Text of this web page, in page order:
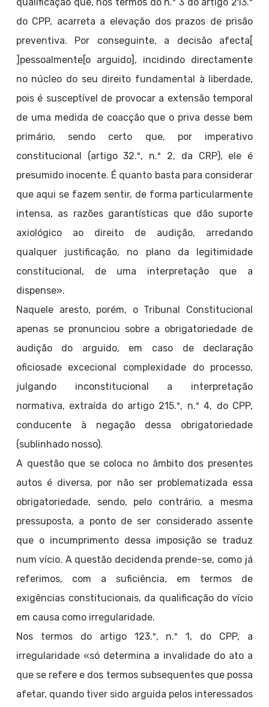
do CPP, acarreta a elevação dos prazos de prisão
preventiva. Por conseguinte, a decisão afecta[
]pessoalmente[o arguido], incidindo directamente
no núcleo do seu direito fundamental à liberdade,
pois é susceptível de provocar a extensão temporal
de uma medida de coacção que o priva desse bem
primário, sendo certo que, por imperativo
constitucional (artigo 32.º, n.º 2, da CRP), ele é
presumido inocente. É quanto basta para considerar
que aqui se fazem sentir, de forma particularmente
intensa, as razões garantísticas que dão suporte
axiológico ao direito de audição, arredando
qualquer justificação, no plano da legitimidade
constitucional, de uma interpretação que a
dispense».
Naquele aresto, porém, o Tribunal Constitucional
apenas se pronunciou sobre a obrigatoriedade de
audição do arguido, em caso de declaração
oficiosade excecional complexidade do processo,
julgando inconstitucional a interpretação
normativa, extraída do artigo 215.º, n.º 4, do CPP,
conducente à negação dessa obrigatoriedade
(sublinhado nosso).
A questão que se coloca no âmbito dos presentes
autos é diversa, por não ser problematizada essa
obrigatoriedade, sendo, pelo contrário, a mesma
pressuposta, a ponto de ser considerado assente
que o incumprimento dessa imposição se traduz
num vício. A questão decidenda prende-se, como já
referimos, com a suficiência, em termos de
exigências constitucionais, da qualificação do vício
em causa como irregularidade.
Nos termos do artigo 123.º, n.º 1, do CPP, a
irregularidade «só determina a invalidade do ato a
que se refere e dos termos subsequentes que possa
afetar, quando tiver sido arguida pelos interessados